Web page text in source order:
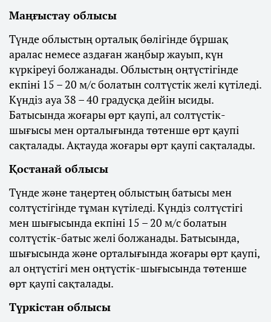
Маңғыстау облысы
Түнде облыстың орталық бөлігінде бұршақ
аралас немесе аздаған жаңбыр жауып, күн
күркіреуі болжанады. Облыстың оңтүстігінде
екпіні 15 – 20 м/с болатын солтүстік желі күтіледі.
Күндіз ауа 38 – 40 градусқа дейін ысиды.
Батысында жоғары өрт қаупі, ал солтүстік-
шығысы мен орталығында төтенше өрт қаупі
сақталады. Ақтауда жоғары өрт қаупі сақталады.
Қостанай облысы
Түнде және таңертең облыстың батысы мен
солтүстігінде тұман күтіледі. Күндіз солтүстігі
мен шығысында екпіні 15 – 20 м/с болатын
солтүстік-батыс желі болжанады. Батысында,
шығысында және орталығында жоғары өрт қаупі,
ал оңтүстігі мен оңтүстік-шығысында төтенше
өрт қаупі сақталады.
Түркістан облысы